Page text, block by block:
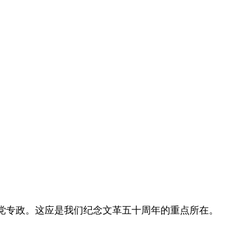
政。这应是我们纪念文革五十周年的重点所在。